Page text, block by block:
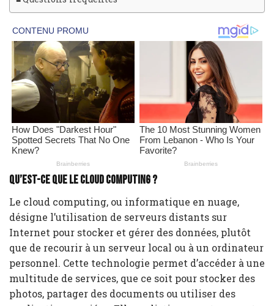
Qu’est-ce que le cloud computing ?
Le cloud computing, ou informatique en nuage,
désigne l’utilisation de serveurs distants sur
Internet pour stocker et gérer des données, plutôt
que de recourir à un serveur local ou à un ordinateur
personnel. Cette technologie permet d’accéder à une
multitude de services, que ce soit pour stocker des
photos, partager des documents ou utiliser des